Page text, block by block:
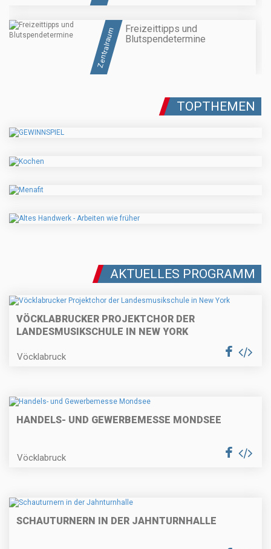
Zentralraum
Freizeittipps und
Blutspendetermine
TOPTHEMEN
AKTUELLES PROGRAMM
VÖCKLABRUCKER PROJEKTCHOR DER
LANDESMUSIKSCHULE IN NEW YORK
Vöcklabruck
HANDELS- UND GEWERBEMESSE MONDSEE
Vöcklabruck
SCHAUTURNERN IN DER JAHNTURNHALLE